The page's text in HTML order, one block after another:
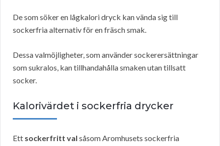
De som söker en lågkalori dryck kan vända sig till
sockerfria alternativ för en fräsch smak.
Dessa valmöjligheter, som använder sockerersättningar
som sukralos, kan tillhandahålla smaken utan tillsatt
socker.
Kalorivärdet i sockerfria drycker
Ett sockerfritt val såsom Aromhusets sockerfria